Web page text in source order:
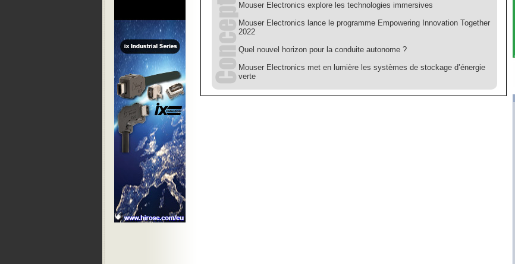
Mouser Electronics explore les technologies immersives
Mouser Electronics lance le programme Empowering Innovation Together
2022
Quel nouvel horizon pour la conduite autonome ?
Mouser Electronics met en lumière les systèmes de stockage d’énergie
verte